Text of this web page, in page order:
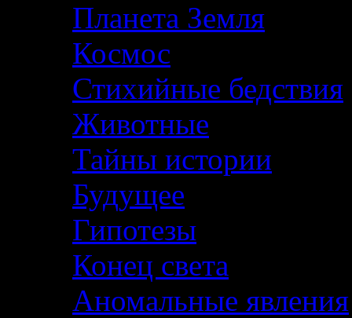
Планета Земля
Космос
Стихийные бедствия
Животные
Тайны истории
Будущее
Гипотезы
Конец света
Аномальные явления